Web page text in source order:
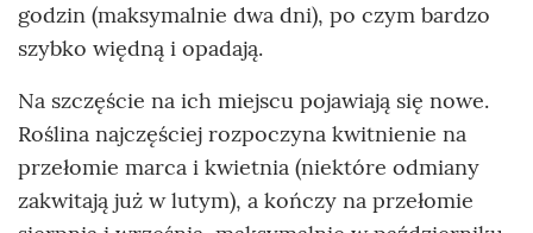
godzin (maksymalnie dwa dni), po czym bardzo
szybko więdną i opadają.
Na szczęście na ich miejscu pojawiają się nowe.
Roślina najczęściej rozpoczyna kwitnienie na
przełomie marca i kwietnia (niektóre odmiany
zakwitają już w lutym), a kończy na przełomie